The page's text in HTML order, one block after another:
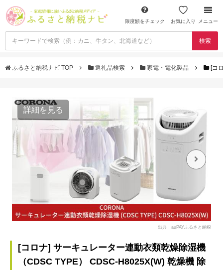
限度額をチェック お気に入り メニュー
検索
ふるさと納税ナビ TOP 返礼品検索 家電・電化製品 [コ
詳細を見る
出典：auPAYふるさと納税
[コロナ] サーキュレーター連動衣類乾燥除湿機
（CDSC TYPE） CDSC-H8025X(W) 乾燥機 除